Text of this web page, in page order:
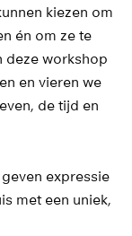
kiezen om
én om ze te
deze workshop
en vieren we
de tijd en
expressie
met een uniek,